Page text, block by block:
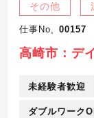
その他
仕事No, 00157
高崎市：デ
未経験者歓迎
ダブルワーク